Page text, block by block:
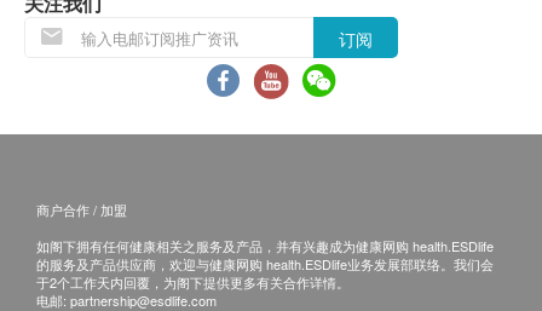
及天花防霉涂层的好处
抑制霉菌及细菌生长达12 个月（效果视乎实际情
使用方法
建议利用 SmellGREEN® 纯天然消毒液 预先清洁墙
订阅
商户合作 / 加盟
如阁下拥有任何健康相关之服务及产品，并有兴趣成为健康网购 health.ESDlife
的服务及产品供应商，欢迎与健康网购 health.ESDlife业务发展部联络。我们会
于2个工作天内回覆，为阁下提供更多有关合作详情。
电邮: partnership@esdlife.com